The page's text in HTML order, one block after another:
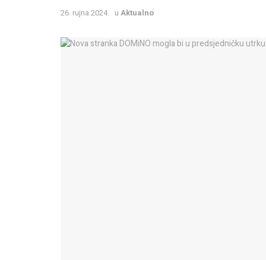
26. rujna 2024. u Aktualno